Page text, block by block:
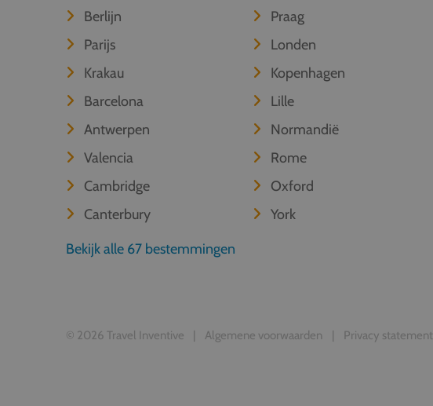
Berlijn
Praag
Parijs
Londen
Krakau
Kopenhagen
Barcelona
Lille
Antwerpen
Normandië
Valencia
Rome
Cambridge
Oxford
Canterbury
York
Bekijk alle 67 bestemmingen
© 2026 Travel Inventive Algemene voorwaarden Privacy statement